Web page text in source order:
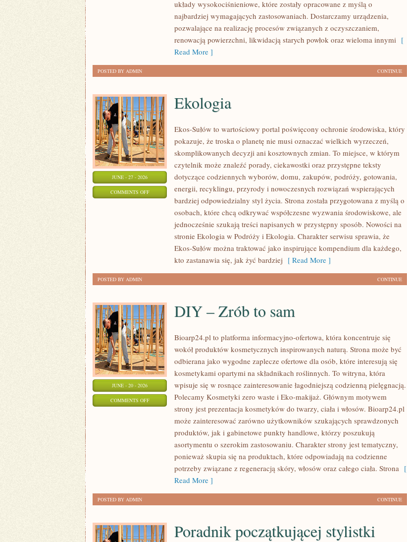
układy wysokociśnieniowe, które zostały opracowane z myślą o
najbardziej wymagających zastosowaniach. Dostarczamy urządzenia,
pozwalające na realizację procesów związanych z oczyszczaniem,
renowacją powierzchni, likwidacją starych powłok oraz wieloma innymi [
Read More ]
CONTINUE
POSTED BY ADMIN
JUNE - 27 - 2026
COMMENTS OFFON
Ekologia
Ekos-Sułów to wartościowy portal poświęcony ochronie środowiska, który
pokazuje, że troska o planetę nie musi oznaczać wielkich wyrzeczeń,
skomplikowanych decyzji ani kosztownych zmian. To miejsce, w którym
czytelnik może znaleźć porady, ciekawostki oraz przystępne teksty
dotyczące codziennych wyborów, domu, zakupów, podróży, gotowania,
energii, recyklingu, przyrody i nowoczesnych rozwiązań wspierających
bardziej odpowiedzialny styl życia. Strona została przygotowana z myślą o
osobach, które chcą odkrywać współczesne wyzwania środowiskowe, ale
jednocześnie szukają treści napisanych w przystępny sposób. Nowości na
stronie Ekologia w Podróży i Ekologia. Charakter serwisu sprawia, że
Ekos-Sułów można traktować jako inspirujące kompendium dla każdego,
kto zastanawia się, jak żyć bardziej [ Read More ]
CONTINUE
POSTED BY ADMIN
JUNE - 20 - 2026
COMMENTS OFFON
DIY – Zrób to sam
Bioarp24.pl to platforma informacyjno-ofertowa, która koncentruje się
wokół produktów kosmetycznych inspirowanych naturą. Strona może być
odbierana jako wygodne zaplecze ofertowe dla osób, które interesują się
kosmetykami opartymi na składnikach roślinnych. To witryna, która
wpisuje się w rosnące zainteresowanie łagodniejszą codzienną pielęgnacją.
Polecamy Kosmetyki zero waste i Eko-makijaż. Głównym motywem
strony jest prezentacja kosmetyków do twarzy, ciała i włosów. Bioarp24.pl
może zainteresować zarówno użytkowników szukających sprawdzonych
produktów, jak i gabinetowe punkty handlowe, którzy poszukują
asortymentu o szerokim zastosowaniu. Charakter strony jest tematyczny,
ponieważ skupia się na produktach, które odpowiadają na codzienne
potrzeby związane z regeneracją skóry, włosów oraz całego ciała. Strona [
Read More ]
CONTINUE
POSTED BY ADMIN
Poradnik początkującej stylistki